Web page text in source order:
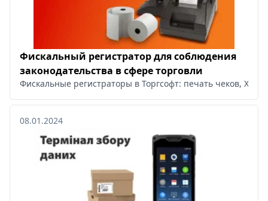
Фискальный регистратор для соблюдения
законодательства в сфере торговли
Фискальные регистраторы в Торгсофт: печать чеков, X
08.01.2024